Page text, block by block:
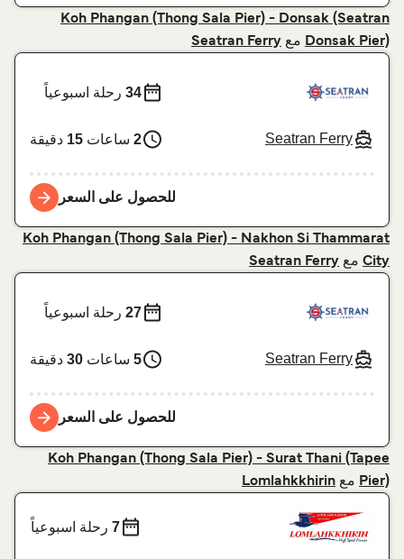
Koh Phangan (Thong Sala Pier) - Donsak (Seatran
Donsak Pier)معSeatran Ferry
Seatran Ferry
34رحلة اسبوعياً
2 ساعات15دقيقة
للحصول على السعر
Koh Phangan (Thong Sala Pier) - Nakhon Si Thammarat
CityمعSeatran Ferry
Seatran Ferry
27رحلة اسبوعياً
5 ساعات30دقيقة
للحصول على السعر
Koh Phangan (Thong Sala Pier) - Surat Thani (Tapee
Pier)معLomlahkkhirin
7رحلة اسبوعياً